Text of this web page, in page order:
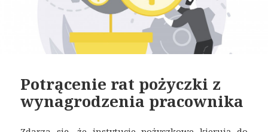
Potrącenie rat pożyczki z
wynagrodzenia pracownika